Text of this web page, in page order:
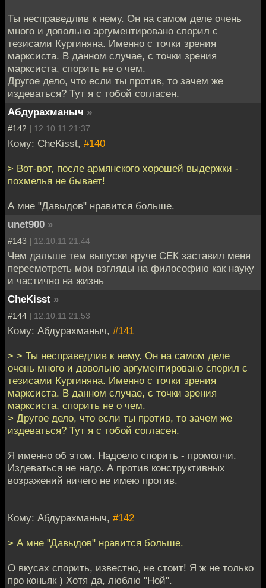
Ты несправедлив к нему. Он на самом деле очень
много и довольно аргументировано спорил с
тезисами Кургиняна. Именно с точки зрения
марксиста. В данном случае, с точки зрения
марксиста, спорить не о чем.
Другое дело, что если ты против, то зачем же
издеваться? Тут я с тобой согласен.
Абдурахманыч »
#142 | 12.10.11 21:37
Кому: CheKisst, #140
> Вот-вот, после армянского хорошей выдержки -
похмелья не бывает!
А мне "Давыдов" нравится больше.
unet900 »
#143 | 12.10.11 21:44
Чем дальше тем выпуски круче СЕК заставил меня
пересмотреть мои взгляды на философию как науку
и частично на жизнь
CheKisst »
#144 | 12.10.11 21:53
Кому: Абдурахманыч, #141
> > Ты несправедлив к нему. Он на самом деле
очень много и довольно аргументировано спорил с
тезисами Кургиняна. Именно с точки зрения
марксиста. В данном случае, с точки зрения
марксиста, спорить не о чем.
> Другое дело, что если ты против, то зачем же
издеваться? Тут я с тобой согласен.
Я именно об этом. Надоело спорить - промолчи.
Издеваться не надо. А против конструктивных
возражений ничего не имею против.
Кому: Абдурахманыч, #142
> А мне "Давыдов" нравится больше.
О вкусах спорить, известно, не стоит! Я ж не только
про коньяк ) Хотя да, люблю "Ной".